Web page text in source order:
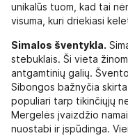
unikalūs tuom, kad tai
visuma, kuri driekiasi
Simalos šventykla.
stebuklais. Ši vieta
antgamtinių galių.
Sibongos bažnyčia
populiari tarp tikinčiųjų
Mergelės įvaizdžio
nuostabi ir įspūdinga.